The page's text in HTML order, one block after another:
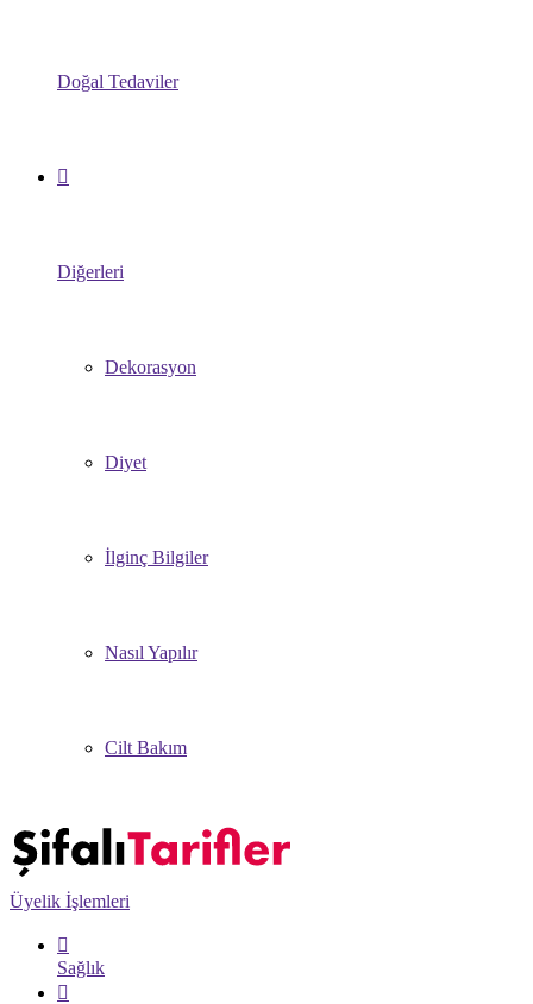
Doğal Tedaviler
Diğerleri
Dekorasyon
Diyet
İlginç Bilgiler
Nasıl Yapılır
Cilt Bakım
Üyelik İşlemleri
Sağlık